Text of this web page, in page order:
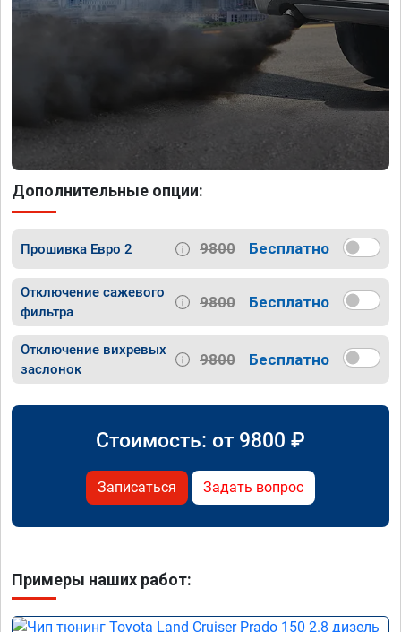
Дополнительные опции:
Прошивка Евро 2 9800 Бесплатно
Отключение сажевого
фильтра
9800 Бесплатно
Отключение вихревых
заслонок
9800 Бесплатно
Стоимость: от 9800 ₽
Записаться Задать вопрос
Примеры наших работ: